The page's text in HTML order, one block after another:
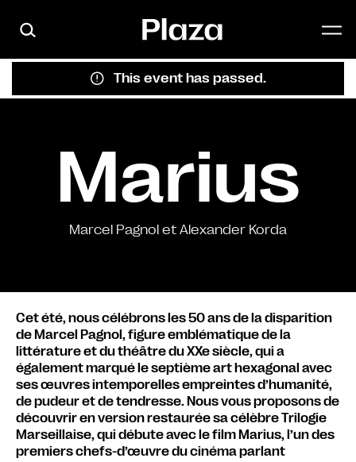
This event has passed.
Marius
Marcel Pagnol et Alexander Korda
Cet été, nous célébrons les 50 ans de la disparition
de Marcel Pagnol, figure emblématique de la
littérature et du théâtre du XXe siècle, qui a
également marqué le septième art hexagonal avec
ses œuvres intemporelles empreintes d’humanité,
de pudeur et de tendresse. Nous vous proposons de
découvrir en version restaurée sa célèbre Trilogie
Marseillaise, qui débute avec le film Marius, l’un des
premiers chefs-d’œuvre du cinéma parlant